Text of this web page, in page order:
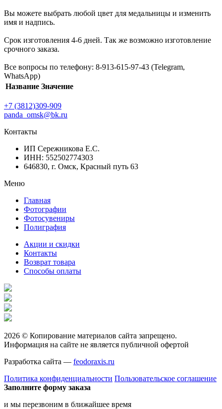
Вы можете выбрать любой цвет для медальницы и изменить
имя и надпись.
Срок изготовления 4-6 дней. Так же возможно изготовление
срочного заказа.
Все вопросы по телефону: 8-913-615-97-43 (Telegram,
WhatsApp)
Название Значение
+7 (3812)309-909
panda_omsk@bk.ru
Контакты
ИП Сережникова Е.С.
ИНН: 552502774303
646830, г. Омск, Красный путь 63
Меню
Главная
Фотографии
Фотосувениры
Полиграфия
Акции и скидки
Контакты
Возврат товара
Способы оплаты
2026 © Копирование материалов сайта запрещено.
Информация на сайте не является публичной офертой
Разработка сайта — feodoraxis.ru
Политика конфиденциальности Пользовательское соглашение
Заполните форму заказа
и мы перезвоним в ближайшее время